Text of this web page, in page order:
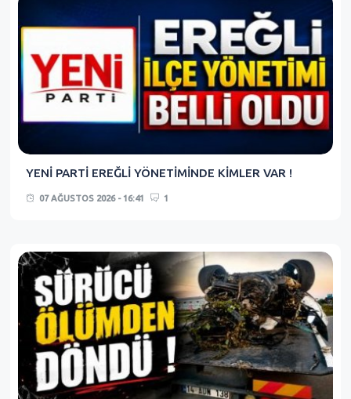
YENİ PARTİ EREĞLİ YÖNETİMİNDE KİMLER VAR !
07 AĞUSTOS 2026 - 16:41 1